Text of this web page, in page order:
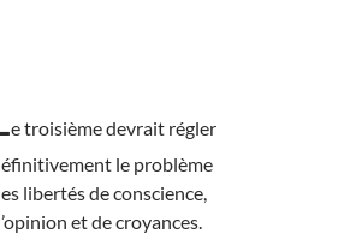
e troisième devrait régler
le problème
libertés de conscience,
et de croyances.